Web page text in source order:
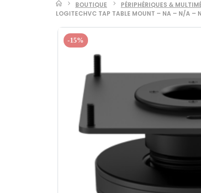
BOUTIQUE PÉRIPHÉRIQUES &
LOGITECHVC TAP TABLE MOUNT – NA – N/A –
-15%